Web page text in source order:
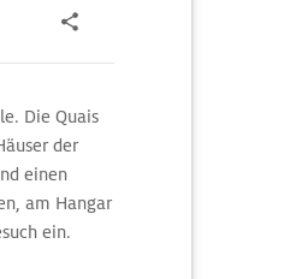
Die Quais
der
einen
am Hangar
ein.